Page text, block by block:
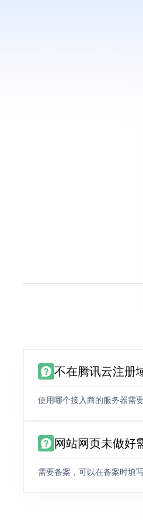
不在腾讯云注册
使用哪个接入商的服务器需
网站网页未做好
需要备案，可以在备案时填